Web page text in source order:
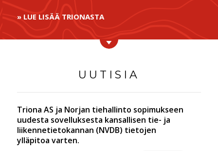
» LUE LISÄÄ TRIONASTA
UUTISIA
Triona AS ja Norjan tiehallinto sopimukseen
uudesta sovelluksesta kansallisen tie- ja
liikennetietokannan (NVDB) tietojen
ylläpitoa varten.